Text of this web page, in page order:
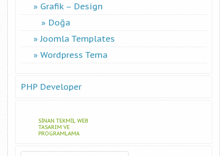
Grafik – Design
Doğa
Joomla Templates
Wordpress Tema
PHP Developer
SINAN TEKMIL WEB
TASARIM VE
PROGRAMLAMA